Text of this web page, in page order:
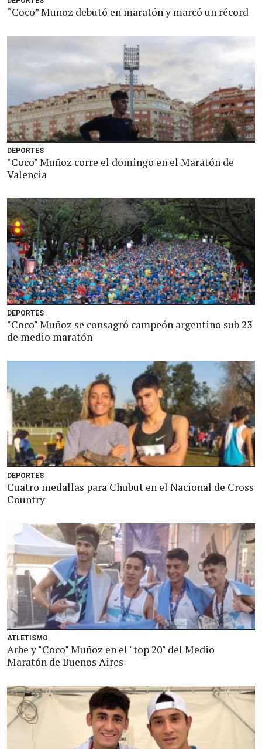
“Coco” Muñoz debutó en maratón y marcó un récord
DEPORTES
"Coco" Muñoz corre el domingo en el Maratón de
Valencia
DEPORTES
"Coco" Muñoz se consagró campeón argentino sub 23
de medio maratón
DEPORTES
Cuatro medallas para Chubut en el Nacional de Cross
Country
ATLETISMO
Arbe y "Coco" Muñoz en el "top 20" del Medio
Maratón de Buenos Aires